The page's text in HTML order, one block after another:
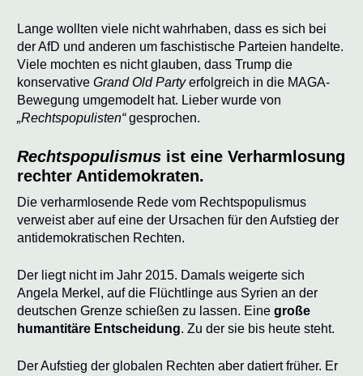
Lange wollten viele nicht wahrhaben, dass es sich bei
der AfD und anderen um faschistische Parteien handelte.
Viele mochten es nicht glauben, dass Trump die
konservativeGrand Old Partyerfolgreich in die MAGA-
Bewegung umgemodelt hat. Lieber wurde von
„Rechtspopulisten“gesprochen.
Rechtspopulismus ist eine Verharmlosung
rechter Antidemokraten.
Die verharmlosende Rede vom Rechtspopulismus
verweist aber auf eine der Ursachen für den Aufstieg der
antidemokratischen Rechten.
Der liegt nicht im Jahr 2015. Damals weigerte sich
Angela Merkel, auf die Flüchtlinge aus Syrien an der
deutschen Grenze schießen zu lassen. Einegroße
humantitäre Entscheidung. Zu der sie bis heute steht.
Der Aufstieg der globalen Rechten aber datiert früher. Er